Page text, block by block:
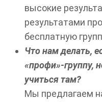
высокие
результатами
бесплатную
Что нам делать,
«профи»-группу,
учиться там?
Мы предлагаем